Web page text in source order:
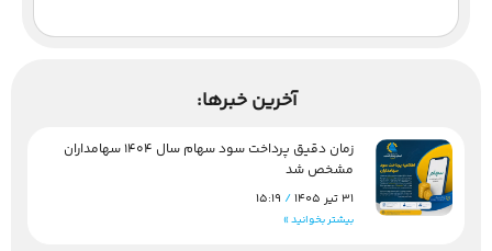
آخرین خبرها:
زمان دقیق پرداخت سود سهام سال 1404 سهامداران
مشخص شد
31 تیر 1405
بیشتر بخوانید »